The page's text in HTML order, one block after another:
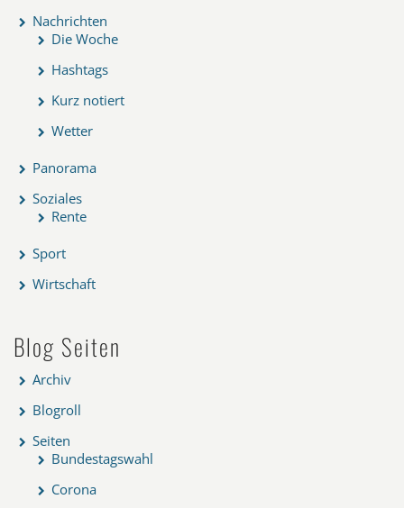
Nachrichten
Die Woche
Hashtags
Kurz notiert
Wetter
Panorama
Soziales
Rente
Sport
Wirtschaft
Blog Seiten
Archiv
Blogroll
Seiten
Bundestagswahl
Corona